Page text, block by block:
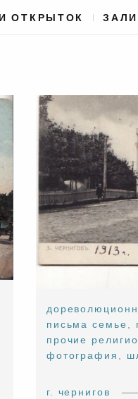
ОТКРЫТОК
письма семье ,
прочие
фотография ,
г. чернигов